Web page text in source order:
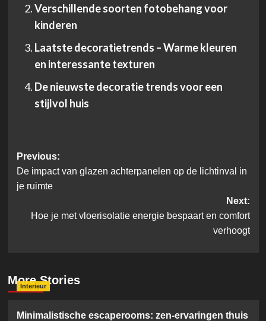
Verschillende soorten fotobehang voor
kinderen
Laatste decoratietrends – Warme kleuren
en interessante texturen
De nieuwste decoratie trends voor een
stijlvol huis
Post
navigation
Previous:
De impact van glazen achterpanelen op de lichtinval in
je ruimte
Next:
Hoe je met vloerisolatie energie bespaart en comfort
verhoogt
More Stories
Interieur
Minimalistische escaperooms: zen-ervaringen thuis